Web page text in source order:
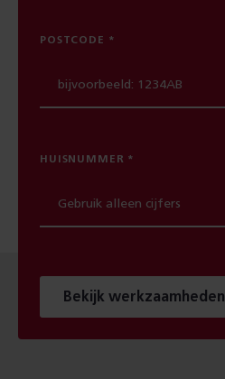
POSTCODE
HUISNUMMER
Bekijk werkzaamheden